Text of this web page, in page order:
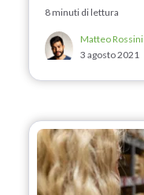
8 minuti di lettura
Matteo Rossini
3 agosto 2021